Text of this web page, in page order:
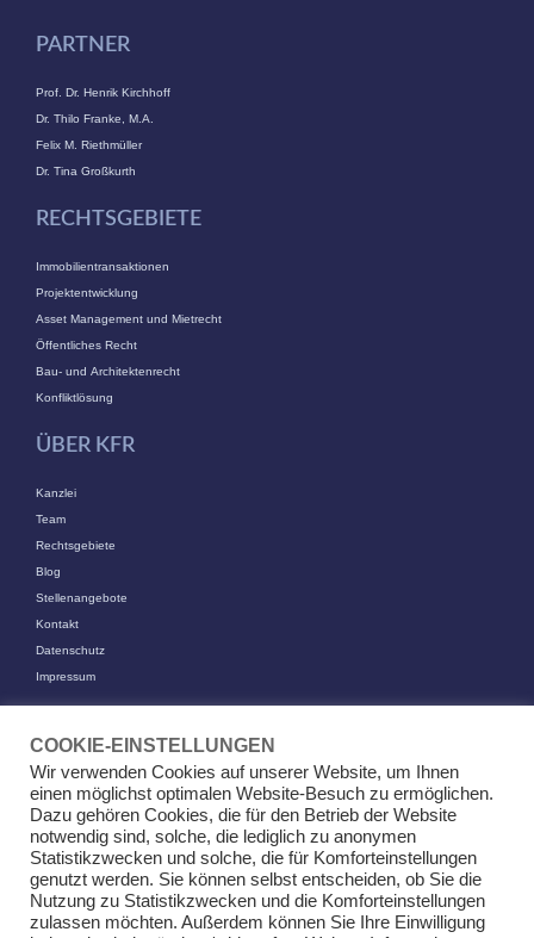
PARTNER
Prof. Dr. Henrik Kirchhoff
Dr. Thilo Franke, M.A.
Felix M. Riethmüller
Dr. Tina Großkurth
RECHTSGEBIETE
Immobilientransaktionen
Projektentwicklung
Asset Management und Mietrecht
Öffentliches Recht
Bau- und Architektenrecht
Konfliktlösung
ÜBER KFR
Kanzlei
Team
Rechtsgebiete
Blog
Stellenangebote
Kontakt
Datenschutz
Impressum
KFR Kirchhoff Franke Riethmüller Partnerschaft von Rechtsanwälten
mbB
Am Kaiserkai 69
20457 Hamburg
Tel+49 (0)40 524 77 00 30
Fax +49 (0)40 524 77 00 31
E-Mailinfo@kfr.law
COOKIE-EINSTELLUNGEN
Wir verwenden Cookies auf unserer Website, um Ihnen
einen möglichst optimalen Website-Besuch zu ermöglichen.
Dazu gehören Cookies, die für den Betrieb der Website
notwendig sind, solche, die lediglich zu anonymen
Statistikzwecken und solche, die für Komforteinstellungen
genutzt werden. Sie können selbst entscheiden, ob Sie die
Nutzung zu Statistikzwecken und die Komforteinstellungen
zulassen möchten. Außerdem können Sie Ihre Einwilligung